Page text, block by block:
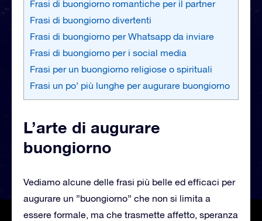
Frasi di buongiorno romantiche per il partner
Frasi di buongiorno divertenti
Frasi di buongiorno per Whatsapp da inviare
Frasi di buongiorno per i social media
Frasi per un buongiorno religiose o spirituali
Frasi un po’ più lunghe per augurare buongiorno
L’arte di augurare
buongiorno
Vediamo alcune delle frasi più belle ed efficaci per
augurare un ”buongiorno” che non si limita a
essere formale, ma che trasmette affetto, speranza